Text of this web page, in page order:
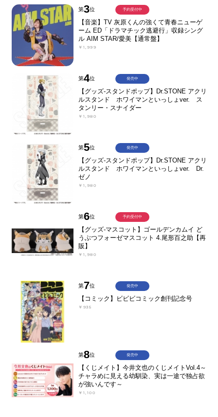
第3位
【音楽】TV 灰原くんの強くて青春ニューゲ
ーム ED「ドラマチック逃避行」収録シング
ル AIM STAR/愛美【通常盤】
￥1,999
予約受付中
第4位
【グッズ-スタンドポップ】Dr.STONE アクリ
ルスタンド ホワイマンといっしょver. ス
タンリー・スナイダー
￥1,980
発売中
第5位
【グッズ-スタンドポップ】Dr.STONE アクリ
ルスタンド ホワイマンといっしょver. Dr.
ゼノ
￥1,980
発売中
第6位
【グッズ-マスコット】ゴールデンカムイ ど
うぶつフォーゼマスコット 4.尾形百之助【再
販】
￥1,980
予約受付中
第7位
【コミック】ビビビコミック創刊記念号
￥935
発売中
第8位
【くじメイト】今井文也のくじメイトVol.4～
チャラめに見える幼馴染、実は一途で独占欲
が強いんです～
￥1,100
発売中